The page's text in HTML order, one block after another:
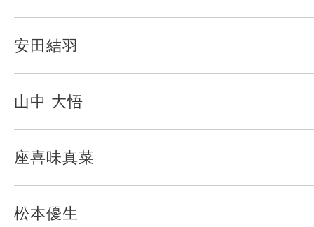
安田結羽
山中 大悟
座喜味真菜
松本優生